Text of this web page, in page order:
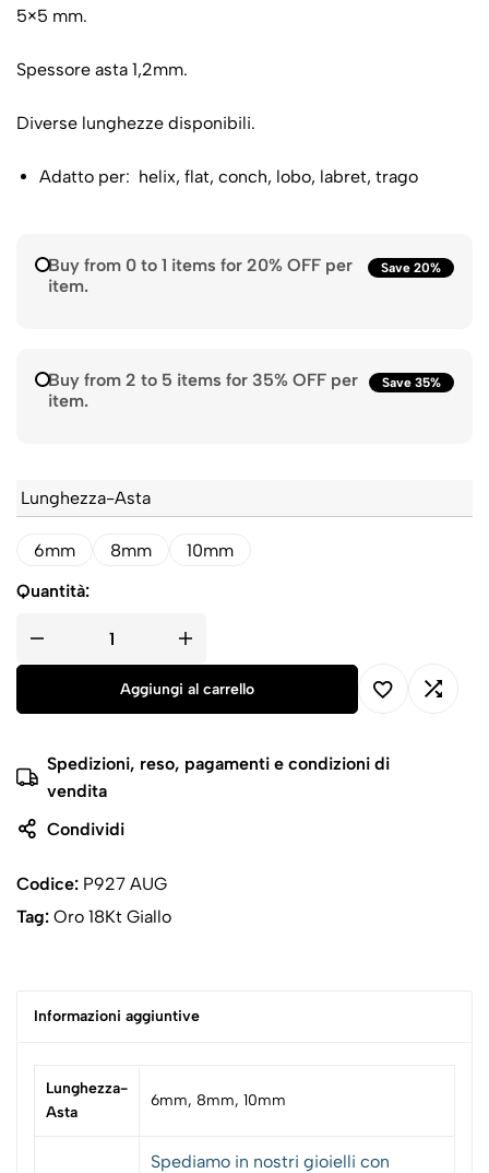
5×5 mm.
Spessore asta 1,2mm.
Diverse lunghezze disponibili.
Adatto per: helix, flat, conch, lobo, labret, trago
Buy from 0 to 1 items for 20% OFF per
item.
Save 20%
Buy from 2 to 5 items for 35% OFF per
item.
Save 35%
Lunghezza-Asta
6mm 8mm
10mm
Quantità:
Aggiungi al carrello
Spedizioni, reso, pagamenti e condizioni di
vendita
Condividi
Codice: P927 AUG
Tag: Oro 18Kt Giallo
Informazioni aggiuntive
Lunghezza-
Asta
6mm, 8mm, 10mm
Spediamo in nostri gioielli con